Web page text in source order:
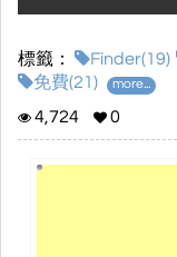
標籤： Finder(19)
免費(21)
more...
4,724 0